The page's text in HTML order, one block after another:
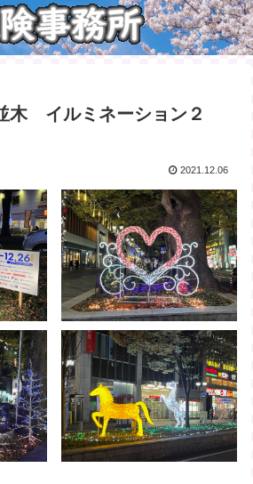
木 イルミネーション２
2021.12.06